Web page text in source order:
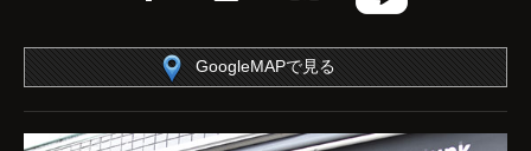
GoogleMAPで見る